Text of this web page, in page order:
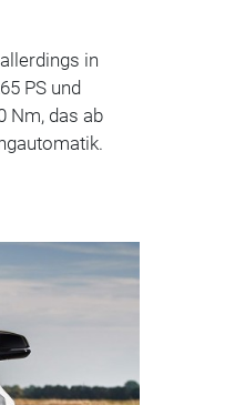
in
PS und
Nm, das ab